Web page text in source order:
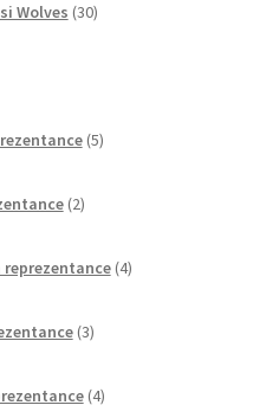
Wolves 30izdelkov
5izdelkov
2izdelka
reprezentance 4izdelki
3izdelki
4izdelki